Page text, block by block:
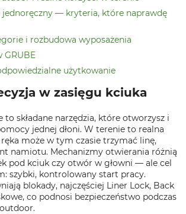
jednoręczny — kryteria, które naprawdę
i rozbudowa wyposażenia
GRUBE
użytkowanie
w zasięgu kciuka
to składane narzędzia, które otworzysz i
jednej dłoni. W terenie to realna
może w tym czasie trzymać linę,
namiotu. Mechanizmy otwierania różnią
pod kciuk czy otwór w głowni — ale cel
szybki, kontrolowany start pracy.
blokady, najczęściej Liner Lock, Back
co podnosi bezpieczeństwo podczas